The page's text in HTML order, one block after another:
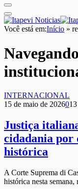
Você está em:Início »
INTERNACIONAL
15 de maio de 2026013
Justiça
cidadania por
histórica
A Corte Suprema di
histórica nesta